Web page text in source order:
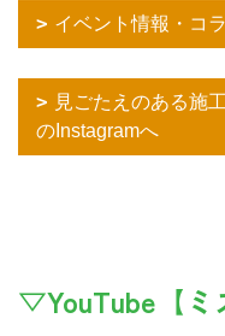
イベント情報・コ
見ごたえのある
のInstagramへ
▽YouTube【